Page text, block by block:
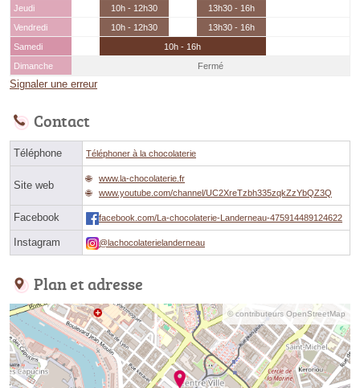
Jeudi
10h - 12h30
13h30 - 16h
Vendredi
10h - 12h30
13h30 - 16h
Samedi
10h - 16h
Dimanche
Fermé
Signaler une erreur
Contact
Téléphone Téléphoner à la chocolaterie
Site web
www.la-chocolaterie.fr
www.youtube.com/channel/UC2XreTzbh335zqkZzYbQZ3Q
Facebook facebook.com/La-chocolaterie-Landerneau-475914489124622
Instagram @lachocolaterielanderneau
Plan et adresse
© contributeurs OpenStreetMap